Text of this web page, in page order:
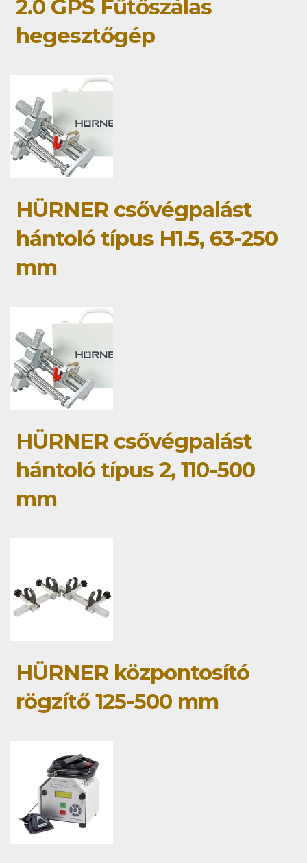
2.0 GPS Fűtőszálas
hegesztőgép
HÜRNER csővégpalást
hántoló típus H1.5, 63-250
mm
HÜRNER csővégpalást
hántoló típus 2, 110-500
mm
HÜRNER központosító
rögzítő 125-500 mm